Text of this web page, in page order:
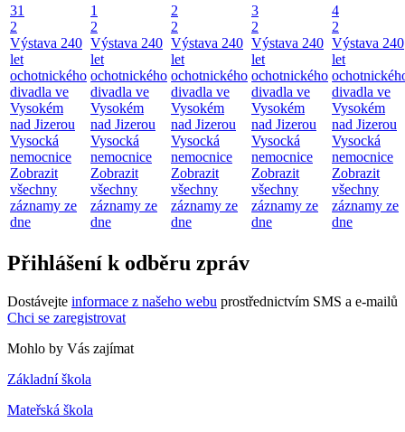
31
2
Výstava 240
let
ochotnického
divadla ve
Vysokém
nad Jizerou
Vysocká
nemocnice
Zobrazit
všechny
záznamy ze
dne
1
2
Výstava 240
let
ochotnického
divadla ve
Vysokém
nad Jizerou
Vysocká
nemocnice
Zobrazit
všechny
záznamy ze
dne
2
2
Výstava 240
let
ochotnického
divadla ve
Vysokém
nad Jizerou
Vysocká
nemocnice
Zobrazit
všechny
záznamy ze
dne
3
2
Výstava 240
let
ochotnického
divadla ve
Vysokém
nad Jizerou
Vysocká
nemocnice
Zobrazit
všechny
záznamy ze
dne
4
2
Výstava 240
let
divadla ve
Vysokém
nad Jizerou
Vysocká
nemocnice
Zobrazit
všechny
záznamy ze
dne
Přihlášení k odběru zpráv
Dostávejte informace z našeho webu prostřednictvím SMS a e-mailů
Chci se zaregistrovat
Mohlo by Vás zajímat
Základní škola
Mateřská škola